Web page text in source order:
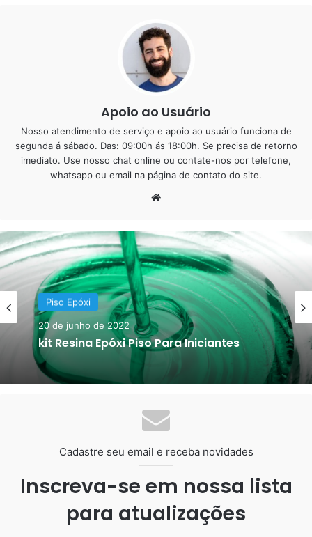
preço por metragem, vantagens e desvantagens, além de
fornecer dicas sobre limpeza e manutenção. Entre o texto
iremos mostrar alguns trabalhos feitos por nós no modelo
branco com cinza, que chamamos de marmorizado ou
mesclado. Na imagem abaixo fizemos a pia e o piso ambos
combinando.
Apoio ao Usuário
Nosso atendimento de serviço e apoio ao usuário funciona de
segunda á sábado. Das: 09:00h ás 18:00h. Se precisa de retorno
imediato. Use nosso chat online ou contate-nos por telefone,
whatsapp ou email na página de contato do site.
Piso Epóxi
20 de junho de 2022
kit Resina Epóxi Piso Para Iniciantes
Piso Epóxi
24 de setembro de 2023
Piso Epóxi Abuse Das Cores
Cadastre seu email e receba novidades
Inscreva-se em nossa lista
para atualizações